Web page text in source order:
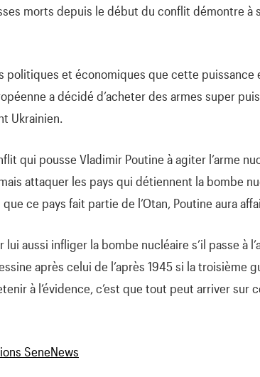
morts depuis le début du conflit démontre à
politiques et économiques que cette puissance
a décidé d’acheter des armes super
Ukrainien.
qui pousse Vladimir Poutine à agiter l’arme
attaquer les pays qui détiennent la bombe
ce pays fait partie de l’Otan, Poutine aura
aussi infliger la bombe nucléaire s’il passe à
après celui de l’après 1945 si la troisième
à l’évidence, c’est que tout peut arriver